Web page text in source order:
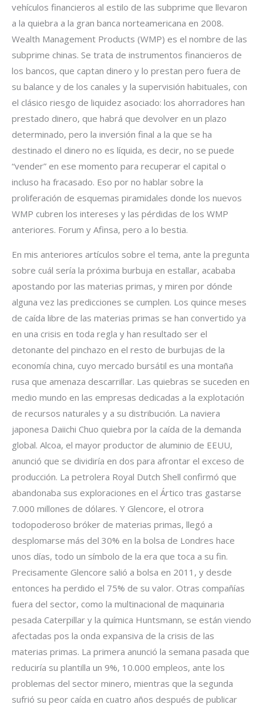
vehículos financieros al estilo de las subprime que llevaron
a la quiebra a la gran banca norteamericana en 2008.
Wealth Management Products (WMP) es el nombre de las
subprime chinas. Se trata de instrumentos financieros de
los bancos, que captan dinero y lo prestan pero fuera de
su balance y de los canales y la supervisión habituales, con
el clásico riesgo de liquidez asociado: los ahorradores han
prestado dinero, que habrá que devolver en un plazo
determinado, pero la inversión final a la que se ha
destinado el dinero no es líquida, es decir, no se puede
“vender” en ese momento para recuperar el capital o
incluso ha fracasado. Eso por no hablar sobre la
proliferación de esquemas piramidales donde los nuevos
WMP cubren los intereses y las pérdidas de los WMP
anteriores. Forum y Afinsa, pero a lo bestia.
En mis anteriores artículos sobre el tema, ante la pregunta
sobre cuál sería la próxima burbuja en estallar, acababa
apostando por las materias primas, y miren por dónde
alguna vez las predicciones se cumplen. Los quince meses
de caída libre de las materias primas se han convertido ya
en una crisis en toda regla y han resultado ser el
detonante del pinchazo en el resto de burbujas de la
economía china, cuyo mercado bursátil es una montaña
rusa que amenaza descarrillar. Las quiebras se suceden en
medio mundo en las empresas dedicadas a la explotación
de recursos naturales y a su distribución. La naviera
japonesa Daiichi Chuo quiebra por la caída de la demanda
global. Alcoa, el mayor productor de aluminio de EEUU,
anunció que se dividiría en dos para afrontar el exceso de
producción. La petrolera Royal Dutch Shell confirmó que
abandonaba sus exploraciones en el Ártico tras gastarse
7.000 millones de dólares. Y Glencore, el otrora
todopoderoso bróker de materias primas, llegó a
desplomarse más del 30% en la bolsa de Londres hace
unos días, todo un símbolo de la era que toca a su fin.
Precisamente Glencore salió a bolsa en 2011, y desde
entonces ha perdido el 75% de su valor. Otras compañías
fuera del sector, como la multinacional de maquinaria
pesada Caterpillar y la química Huntsmann, se están viendo
afectadas pos la onda expansiva de la crisis de las
materias primas. La primera anunció la semana pasada que
reduciría su plantilla un 9%, 10.000 empleos, ante los
problemas del sector minero, mientras que la segunda
sufrió su peor caída en cuatro años después de publicar